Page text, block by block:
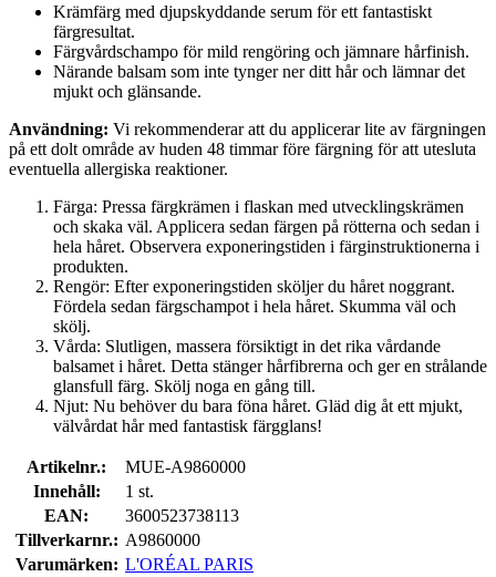
Krämfärg med djupskyddande serum för ett fantastiskt
färgresultat.
Färgvårdschampo för mild rengöring och jämnare hårfinish.
Närande balsam som inte tynger ner ditt hår och lämnar det
mjukt och glänsande.
Användning: Vi rekommenderar att du applicerar lite av färgningen
på ett dolt område av huden 48 timmar före färgning för att utesluta
eventuella allergiska reaktioner.
Färga: Pressa färgkrämen i flaskan med utvecklingskrämen
och skaka väl. Applicera sedan färgen på rötterna och sedan i
hela håret. Observera exponeringstiden i färginstruktionerna i
produkten.
Rengör: Efter exponeringstiden sköljer du håret noggrant.
Fördela sedan färgschampot i hela håret. Skumma väl och
skölj.
Vårda: Slutligen, massera försiktigt in det rika vårdande
balsamet i håret. Detta stänger hårfibrerna och ger en strålande
glansfull färg. Skölj noga en gång till.
Njut: Nu behöver du bara föna håret. Gläd dig åt ett mjukt,
välvårdat hår med fantastisk färgglans!
Artikelnr.:
MUE-A9860000
Innehåll:
1 st.
EAN:
3600523738113
Tillverkarnr.: A9860000
Varumärken: L'ORÉAL PARIS